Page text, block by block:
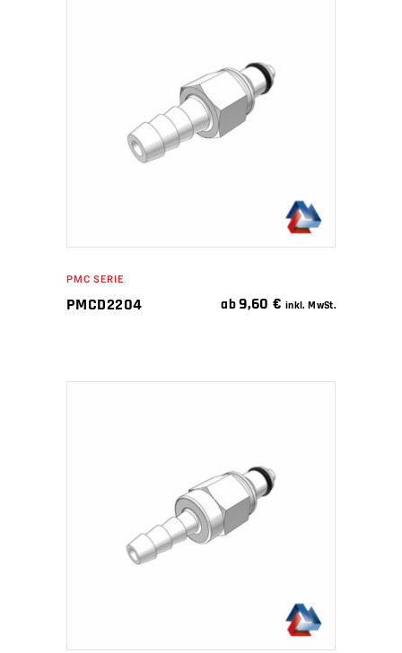
IN DEN WARENKORB
PMC SERIE
PMCD2204 ab9,60€ inkl. MwSt.
IN DEN WARENKORB